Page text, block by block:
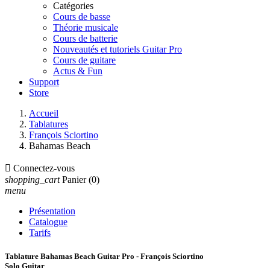
Catégories
Cours de basse
Théorie musicale
Cours de batterie
Nouveautés et tutoriels Guitar Pro
Cours de guitare
Actus & Fun
Support
Store
Accueil
Tablatures
François Sciortino
Bahamas Beach
 Connectez-vous
shopping_cart Panier (0)
menu
Présentation
Catalogue
Tarifs
Tablature Bahamas Beach Guitar Pro - François Sciortino
Solo Guitar